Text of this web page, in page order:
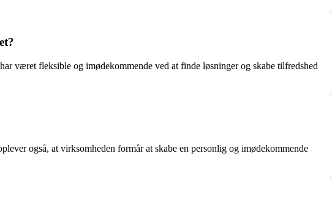
været fleksible og imødekommende ved at finde løsninger og skabe tilfredshed
også, at virksomheden formår at skabe en personlig og imødekommende